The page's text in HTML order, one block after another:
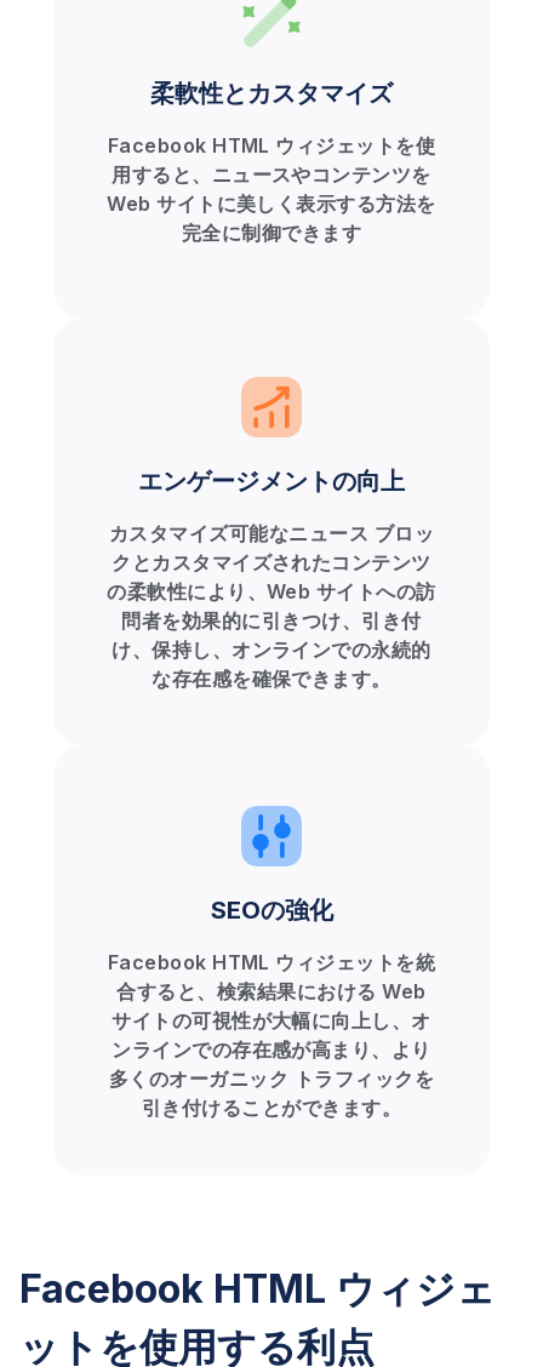
柔軟性とカスタマイズ
Facebook HTML ウィジェットを使
用すると、ニュースやコンテンツを
Web サイトに美しく表示する方法を
完全に制御できます
エンゲージメントの向上
カスタマイズ可能なニュース ブロッ
クとカスタマイズされたコンテンツ
の柔軟性により、Web サイトへの訪
問者を効果的に引きつけ、引き付
け、保持し、オンラインでの永続的
な存在感を確保できます。
SEOの強化
Facebook HTML ウィジェットを統
合すると、検索結果における Web
サイトの可視性が大幅に向上し、オ
ンラインでの存在感が高まり、より
多くのオーガニック トラフィックを
引き付けることができます。
Facebook HTML ウィジェ
ットを使用する利点